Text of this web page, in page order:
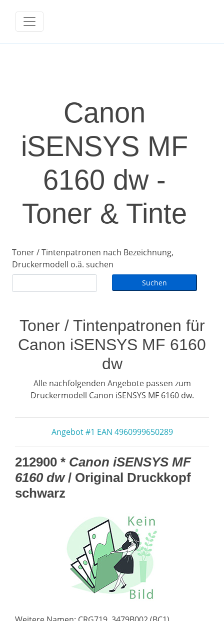
Canon
iSENSYS MF
6160 dw -
Toner & Tinte
Toner / Tintenpatronen nach Bezeichnung,
Druckermodell o.ä. suchen
Toner / Tintenpatronen für
Canon iSENSYS MF 6160
dw
Alle nachfolgenden Angebote passen zum
Druckermodell Canon iSENSYS MF 6160 dw.
Angebot #1 EAN 4960999650289
212900 * Canon iSENSYS MF
6160 dw/ Original Druckkopf
schwarz